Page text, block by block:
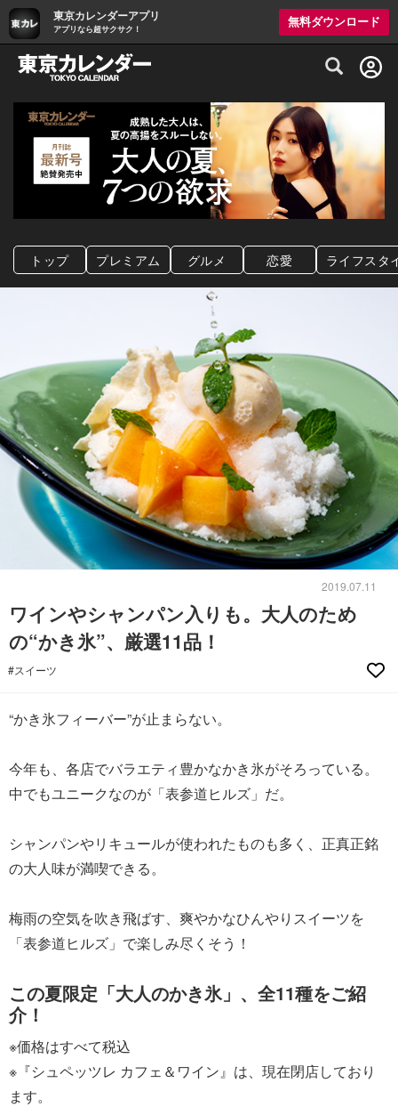
東京カレンダーアプリ
アプリなら超サクサク！
無料ダウンロード
グルメ情報・プレミアムレストラン予約
トップ プレミアム グルメ 恋愛 ライフスタ
2019.07.11
ワインやシャンパン入りも。大人のため
の“かき氷”、厳選11品！
#スイーツ
“かき氷フィーバー”が止まらない。
今年も、各店でバラエティ豊かなかき氷がそろっている。
中でもユニークなのが「表参道ヒルズ」だ。
シャンパンやリキュールが使われたものも多く、正真正銘
の大人味が満喫できる。
梅雨の空気を吹き飛ばす、爽やかなひんやりスイーツを
「表参道ヒルズ」で楽しみ尽くそう！
この夏限定「大人のかき氷」、全11種をご紹
介！
※価格はすべて税込
※『シュペッツレ カフェ＆ワイン』は、現在閉店しており
ます。